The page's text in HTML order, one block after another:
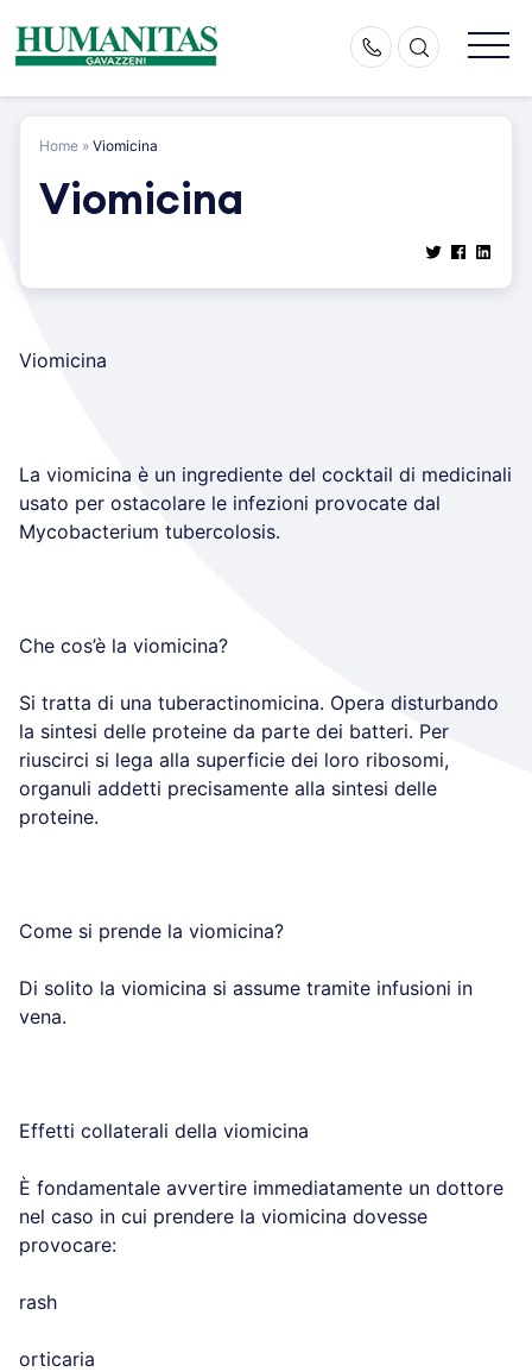
content
Home » Viomicina
Viomicina
Viomicina
La viomicina è un ingrediente del cocktail di medicinali
usato per ostacolare le infezioni provocate dal
Mycobacterium tubercolosis.
Che cos’è la viomicina?
Si tratta di una tuberactinomicina. Opera disturbando
la sintesi delle proteine da parte dei batteri. Per
riuscirci si lega alla superficie dei loro ribosomi,
organuli addetti precisamente alla sintesi delle
proteine.
Come si prende la viomicina?
Di solito la viomicina si assume tramite infusioni in
vena.
Effetti collaterali della viomicina
È fondamentale avvertire immediatamente un dottore
nel caso in cui prendere la viomicina dovesse
provocare:
rash
orticaria